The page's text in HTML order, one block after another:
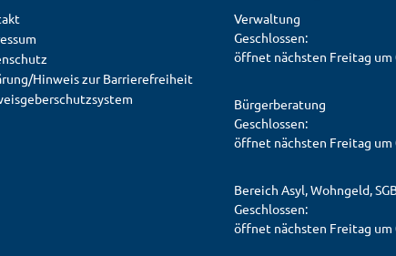
Hinweis zur Barrierefreiheit
Verwaltung
Klicken, um weitere
Geschlossen:
öffnet nächsten Freitag um
Bürgerberatung
Klicken, um weitere
Geschlossen:
öffnet nächsten Freitag um
Bereich Asyl, Wohngeld,
Klicken, um weitere
Geschlossen:
öffnet nächsten Freitag um